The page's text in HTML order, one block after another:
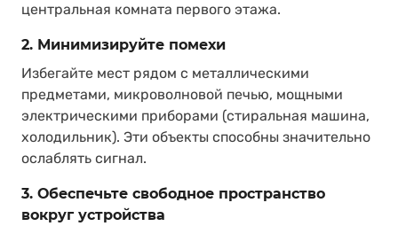
центральная комната первого этажа.
2. Минимизируйте помехи
Избегайте мест рядом с металлическими
предметами, микроволновой печью, мощными
электрическими приборами (стиральная машина,
холодильник). Эти объекты способны значительно
ослаблять сигнал.
3. Обеспечьте свободное пространство
вокруг устройства